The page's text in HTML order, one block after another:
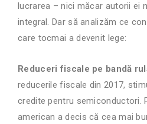
lucrarea – nici măcar autorii ei
integral. Dar să analizăm ce
care tocmai a devenit lege:
Reduceri fiscale pe bandă
reducerile fiscale din 2017,
credite pentru semiconductori.
american a decis că cea mai